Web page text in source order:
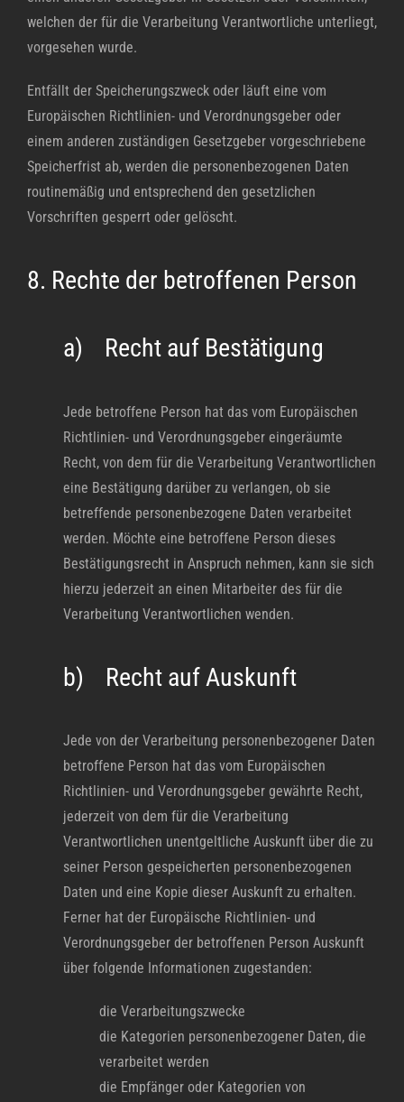
welchen der für die Verarbeitung Verantwortliche unterliegt,
vorgesehen wurde.
Entfällt der Speicherungszweck oder läuft eine vom
Europäischen Richtlinien- und Verordnungsgeber oder
einem anderen zuständigen Gesetzgeber vorgeschriebene
Speicherfrist ab, werden die personenbezogenen Daten
routinemäßig und entsprechend den gesetzlichen
Vorschriften gesperrt oder gelöscht.
8. Rechte der betroffenen Person
a) Recht auf Bestätigung
Jede betroffene Person hat das vom Europäischen
Richtlinien- und Verordnungsgeber eingeräumte
Recht, von dem für die Verarbeitung Verantwortlichen
eine Bestätigung darüber zu verlangen, ob sie
betreffende personenbezogene Daten verarbeitet
werden. Möchte eine betroffene Person dieses
Bestätigungsrecht in Anspruch nehmen, kann sie sich
hierzu jederzeit an einen Mitarbeiter des für die
Verarbeitung Verantwortlichen wenden.
b) Recht auf Auskunft
Jede von der Verarbeitung personenbezogener Daten
betroffene Person hat das vom Europäischen
Richtlinien- und Verordnungsgeber gewährte Recht,
jederzeit von dem für die Verarbeitung
Verantwortlichen unentgeltliche Auskunft über die zu
seiner Person gespeicherten personenbezogenen
Daten und eine Kopie dieser Auskunft zu erhalten.
Ferner hat der Europäische Richtlinien- und
Verordnungsgeber der betroffenen Person Auskunft
über folgende Informationen zugestanden:
die Verarbeitungszwecke
die Kategorien personenbezogener Daten, die
verarbeitet werden
die Empfänger oder Kategorien von